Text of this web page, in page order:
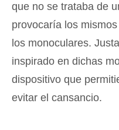
que no se trataba de
provocaría los mismos
los monoculares.
inspirado en dichas
dispositivo que
evitar el cansancio.